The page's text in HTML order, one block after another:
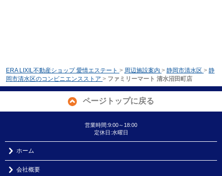
ERA LIXIL不動産ショップ 愛情エステート > 周辺施設案内 > 静岡市清水区 > 静
岡市清水区のコンビニエンスストア > ファミリーマート 清水沼田町店
ページトップに戻る
営業時間:9:00～18:00
定休日:水曜日
ホーム
会社概要